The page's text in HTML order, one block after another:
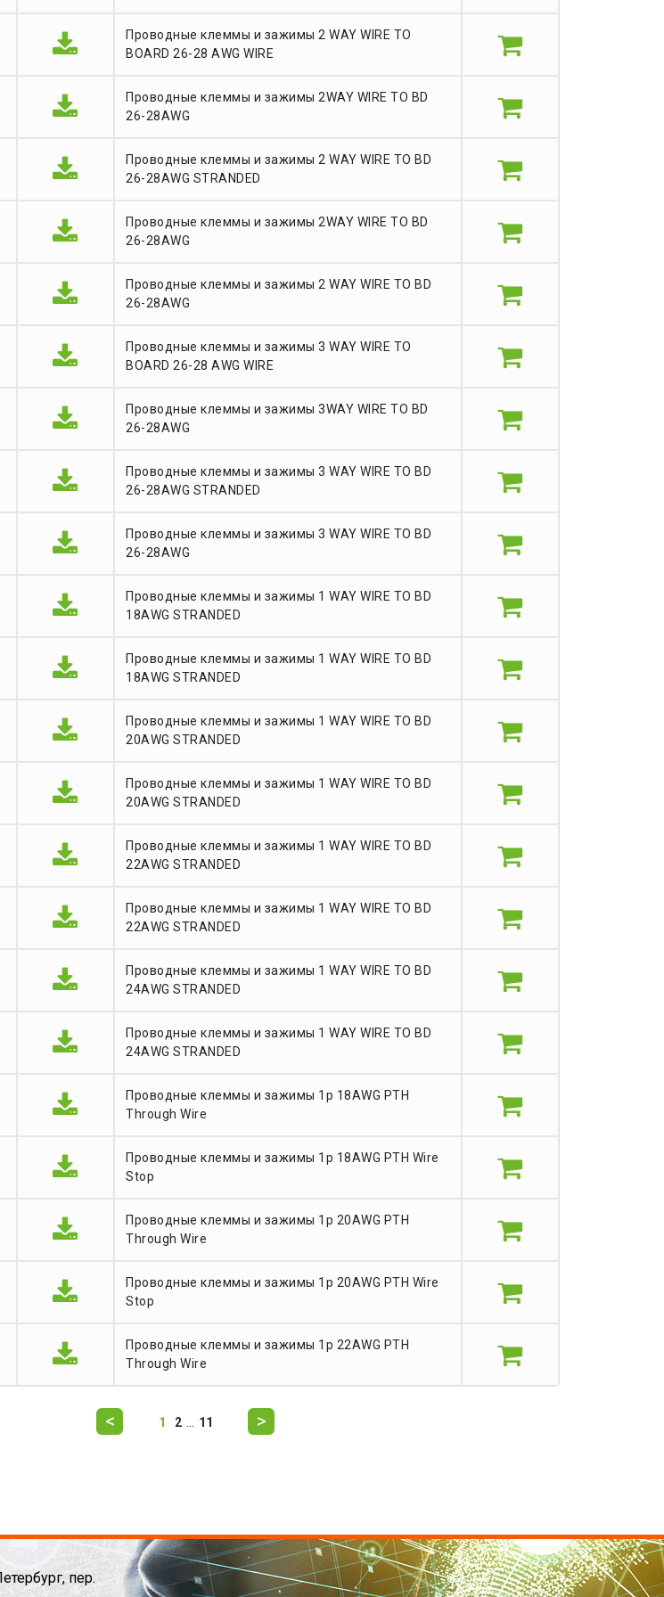
Проводные клеммы и зажимы 2 WAY WIRE TO
BOARD 26-28 AWG WIRE
Проводные клеммы и зажимы 2WAY WIRE TO BD
26-28AWG
Проводные клеммы и зажимы 2 WAY WIRE TO BD
26-28AWG STRANDED
Проводные клеммы и зажимы 2WAY WIRE TO BD
26-28AWG
Проводные клеммы и зажимы 2 WAY WIRE TO BD
26-28AWG
Проводные клеммы и зажимы 3 WAY WIRE TO
BOARD 26-28 AWG WIRE
Проводные клеммы и зажимы 3WAY WIRE TO BD
26-28AWG
Проводные клеммы и зажимы 3 WAY WIRE TO BD
26-28AWG STRANDED
Проводные клеммы и зажимы 3 WAY WIRE TO BD
26-28AWG
Проводные клеммы и зажимы 1 WAY WIRE TO BD
18AWG STRANDED
Проводные клеммы и зажимы 1 WAY WIRE TO BD
18AWG STRANDED
Проводные клеммы и зажимы 1 WAY WIRE TO BD
20AWG STRANDED
Проводные клеммы и зажимы 1 WAY WIRE TO BD
20AWG STRANDED
Проводные клеммы и зажимы 1 WAY WIRE TO BD
22AWG STRANDED
Проводные клеммы и зажимы 1 WAY WIRE TO BD
22AWG STRANDED
Проводные клеммы и зажимы 1 WAY WIRE TO BD
24AWG STRANDED
Проводные клеммы и зажимы 1 WAY WIRE TO BD
24AWG STRANDED
Проводные клеммы и зажимы 1p 18AWG PTH
Through Wire
Проводные клеммы и зажимы 1p 18AWG PTH Wire
Stop
Проводные клеммы и зажимы 1p 20AWG PTH
Through Wire
Проводные клеммы и зажимы 1p 20AWG PTH Wire
Stop
Проводные клеммы и зажимы 1p 22AWG PTH
Through Wire
1 2 ... 11
пер.